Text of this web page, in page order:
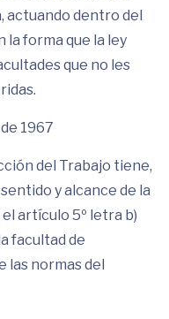
actuando dentro del
la forma que la ley
que no les
1967
del Trabajo tiene,
y alcance de la
artículo 5º letra b)
facultad de
normas del